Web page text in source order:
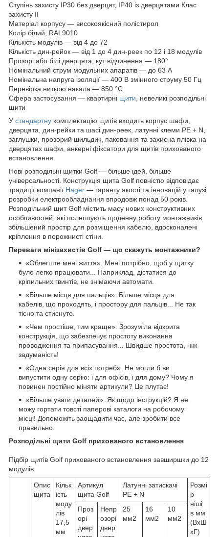
Ступінь захисту IP30 без дверцят, IP40 із дверцятами Клас
захисту II
Матеріал корпусу — високоякісний полістирол
Колір білий, RAL9010
Кількість модулів — від 4 до 72
Кількість дин-рейок — від 1 до 4 дин-реек по 12 і 18 модулів
Прозорі або білі дверцята, кут відчинення — 180°
Номінальний струм модульних апаратів — до 63 А
Номінальна напруга ізоляції — 400 В змінного струму 50 Гц
Перевірка ниткою накала — 850 °C
Сфера застосування — квартирні щити , невеликі розподільні
щити
У стандартну комплектацію щитів входить корпус шафи,
дверцята, дин-рейки та шасі дин-реек, латунні клеми PE + N,
заглушки, прозорий шильдик, паковання та захисна плівка на
дверцятах шафи, анкерні фіксатори для щитів прихованого
встановлення.
Нові розподільні щитки Golf — більше ідей, більше
універсальності. Конструкція щита Golf повністю відповідає
традиції компанії Hager — гаранту якості та інновацій у галузі
розробки електрообладнання впродовж понад 50 років.
Розподільний щит Golf містить масу нових конструктивних
особливостей, які полегшують щоденну роботу монтажників:
збільшений простір для розміщення кабелю, вдосконалені
кріплення в порожнисті стіни.
Переваги мінізахистів Golf — що скажуть монтажники?
«Облегште мені життя». Мені потрібно, щоб у щитку
було легко працювати... Наприклад, дістатися до
кріпильних гвинтів, не знімаючи автомати.
«Більше місця для пальців». Більше місця для
кабелів, що проходять, і простору для пальців... Не так
тісно та стиснуто.
«Чем простіше, тим краще». Зрозуміла відкрита
конструкція, що забезпечує простоту виконання
проводження та припасування... Швидше простота, ніж
задуманість!
«Одна серія для всіх потреб». Не могли б ви
випустити одну серію: і для офісів, і для дому? Чому я
повинен постійно міняти артикули? Це плутає!
«Більше уваги деталей». Як щодо інструкцій? Я не
можу гортати товсті паперові каталоги на робочому
місці! Допоможіть заощадити час, але зробити все
правильно.
Розподільні щити Golf прихованого встановлення
Підбір щитів Golf прихованого встановлення завширшки до 12
модулів
Опис
щита
Кільк
ість
моду
лів
17,5
мм
Артикул
щита Golf
Латунні затискачі
PE + N
Розмі
р
ніші
в мм
(ВхШ
хГ)
Проз
орі
двер
Непр
озорі
двер
25
мм2
16
мм2
10
мм2